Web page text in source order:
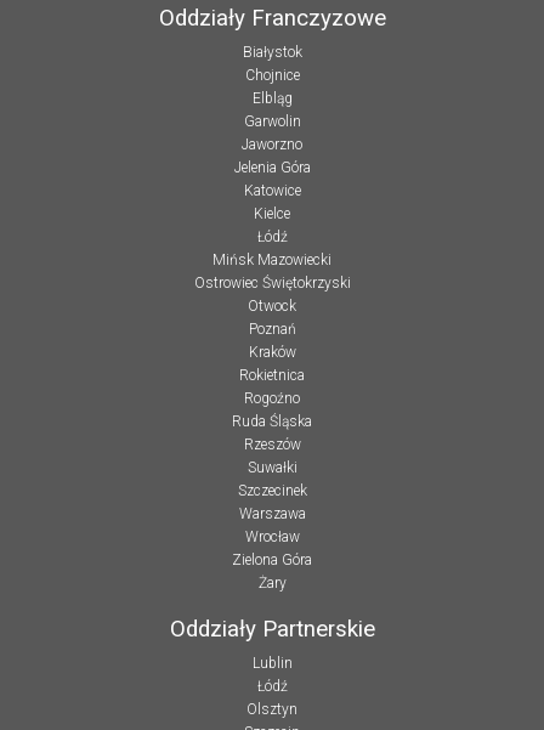
Oddziały Franczyzowe
Białystok
Chojnice
Elbląg
Garwolin
Jaworzno
Jelenia Góra
Katowice
Kielce
Łódź
Mińsk Mazowiecki
Ostrowiec Świętokrzyski
Otwock
Poznań
Kraków
Rokietnica
Rogoźno
Ruda Śląska
Rzeszów
Suwałki
Szczecinek
Warszawa
Wrocław
Zielona Góra
Żary
Oddziały Partnerskie
Lublin
Łódź
Olsztyn